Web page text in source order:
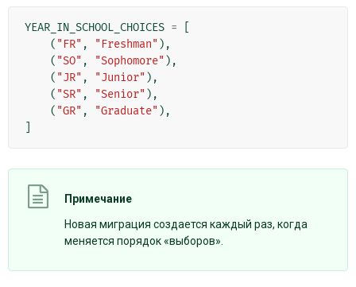
YEAR_IN_SCHOOL_CHOICES =
( "FR" , "Freshman" ),
( "SO" , "Sophomore" ),
( "JR" , "Junior" ),
( "SR" , "Senior" ),
( "GR" , "Graduate" ),
Примечание
Новая миграция создается каждый раз, когда
меняется порядок «выборов».